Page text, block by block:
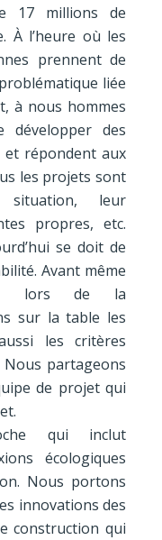
17 millions de
. À l’heure où les
prennent de
liée
à nous hommes
développer des
et répondent aux
les projets sont
leur
propres, etc.
se doit de
Avant même
lors de la
sur la table les
les critères
partageons
de projet qui
qui inclut
écologiques
Nous portons
innovations des
construction qui